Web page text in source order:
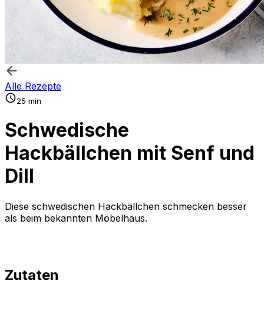
Alle Rezepte
25 min
Schwedische
Hackbällchen mit Senf und
Dill
Diese schwedischen Hackbällchen schmecken besser
als beim bekannten Möbelhaus.
Zutaten